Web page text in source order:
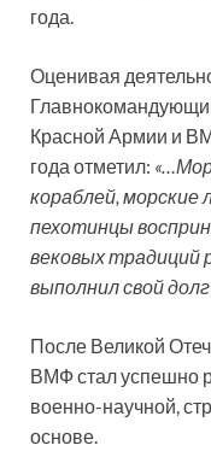
года.
Оценивая
Красной Армии и
года отметил:
кораблей,
пехотинцы
вековых традиций
выполнил свой
После Великой
ВМФ стал успешно
военно-научной,
основе.